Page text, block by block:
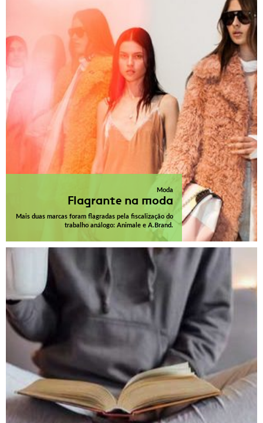
Moda
Flagrante na moda
Mais duas marcas foram flagradas pela fiscalização do
trabalho análogo: Animale e A.Brand.